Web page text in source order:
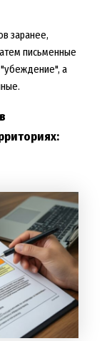
заранее,
письменные
"убеждение", а